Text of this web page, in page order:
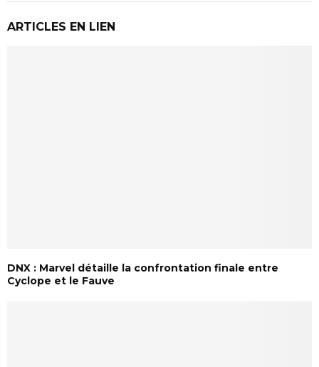
ARTICLES EN LIEN
DNX : Marvel détaille la confrontation finale entre
Cyclope et le Fauve